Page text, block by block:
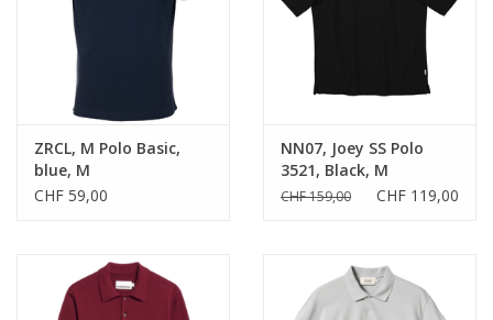
ZRCL, M Polo Basic,
blue, M
CHF 59,00
NN07, Joey SS Polo
3521, Black, M
CHF 159,00 CHF 119,00